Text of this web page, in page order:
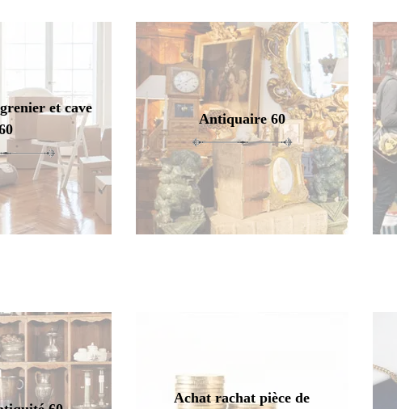
et cave
Antiquaire 60
Achat rachat pièce de